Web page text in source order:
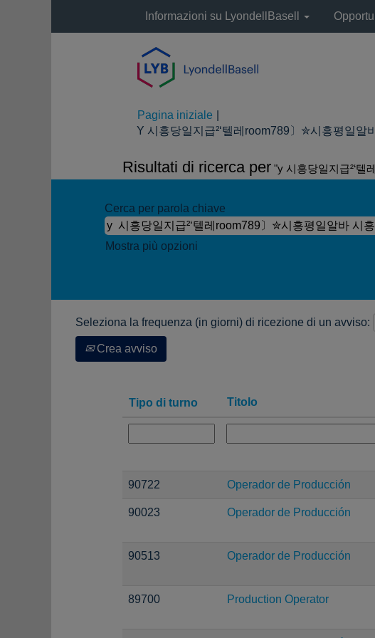
Informazioni su LyondellBasell
Pagina iniziale
Y 시흥당일지급²‘텔레room789〕✮시흥평일
Risultati di ricerca per "y 시흥당일지급²‘
Cerca per parola chiave
Mostra più opzioni
Seleziona la frequenza (in giorni) di ricezione di un avviso:
Crea avviso
Tipo di turno Titolo
90722 Operador de Producción
90023 Operador de Producción
90513 Operador de Producción
89700 Production Operator